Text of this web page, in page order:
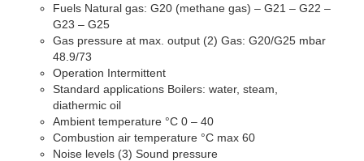
Fuels Natural gas: G20 (methane gas) – G21 – G22 –
G23 – G25
Gas pressure at max. output (2) Gas: G20/G25 mbar
48.9/73
Operation Intermittent
Standard applications Boilers: water, steam,
diathermic oil
Ambient temperature °C 0 – 40
Combustion air temperature °C max 60
Noise levels (3) Sound pressure